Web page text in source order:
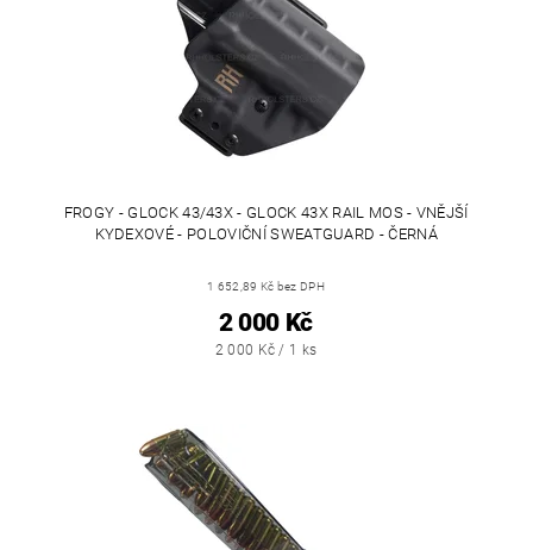
FROGY - GLOCK 43/43X - GLOCK 43X RAIL MOS - VNĚJŠÍ
KYDEXOVÉ - POLOVIČNÍ SWEATGUARD - ČERNÁ
1 652,89 Kč bez DPH
2 000 Kč
2 000 Kč / 1 ks